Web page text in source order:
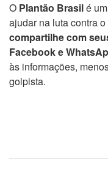
O Plantão Brasilé
ajudar na luta contra
compartilhe com
Facebook e
às informações,
golpista.